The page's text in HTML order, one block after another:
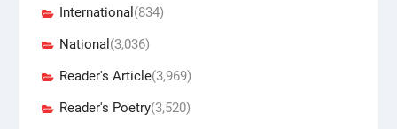
International (834)
National (3,036)
Reader's Article(3,969)
Reader's Poetry(3,520)